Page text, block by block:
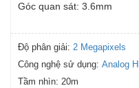
Góc quan sát: 3.6mm
Độ phân giải: 2 Megapixels
Công nghệ sử dụng: Analog
Tầm nhìn: 20m